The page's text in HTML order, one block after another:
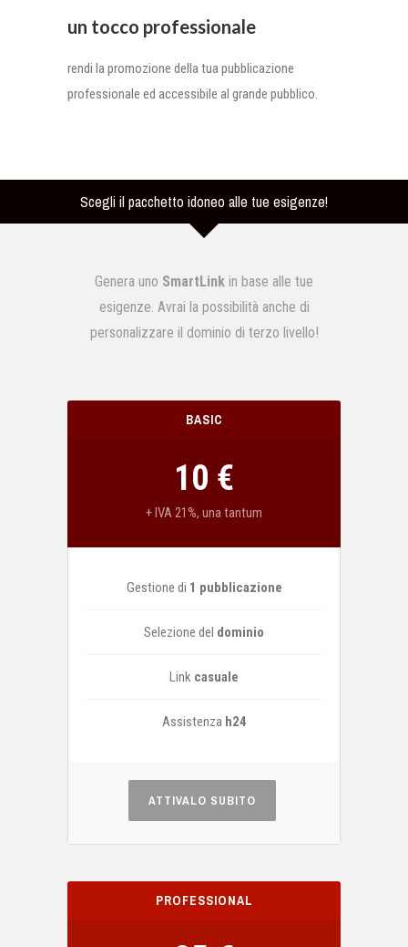
un tocco professionale
rendi la promozione della tua pubblicazione
professionale ed accessibile al grande pubblico.
Scegli il pacchetto idoneo alle tue esigenze!
Genera uno SmartLink in base alle tue
esigenze. Avrai la possibilità anche di
personalizzare il dominio di terzo livello!
BASIC
10 €
+ IVA 21%, una tantum
Gestione di 1 pubblicazione
Selezione del dominio
Link casuale
Assistenzah24
ATTIVALO SUBITO
PROFESSIONAL